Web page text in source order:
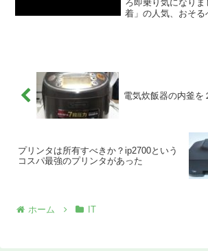
ろ即乗り気になり
着」の人気、おそ
電気炊飯器の内釜を
プリンタは所有すべきか？ip2700という
コスパ最強のプリンタがあった
ホーム IT